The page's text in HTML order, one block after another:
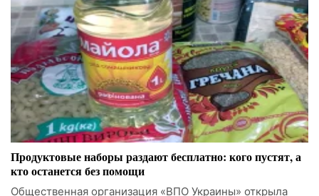
Продуктовые наборы раздают бесплатно: кого пустят, а
кто останется без помощи
Общественная организация «ВПО Украины» открыла